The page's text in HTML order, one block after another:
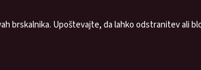
brskalnika. Upoštevajte, da lahko odstranitev ali